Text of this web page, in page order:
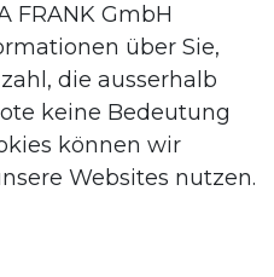
FRANK GmbH
über Sie,
die ausserhalb
keine Bedeutung
können wir
Websites nutzen.